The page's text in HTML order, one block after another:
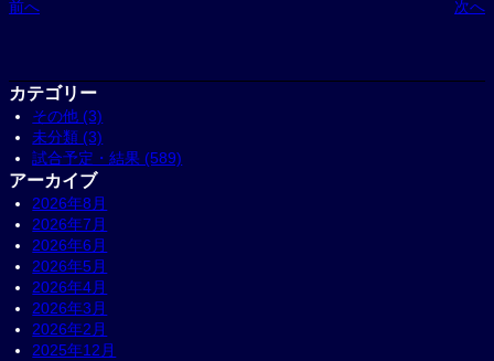
前へ 次へ
カテゴリー
その他 (3)
未分類 (3)
試合予定・結果 (589)
アーカイブ
2026年8月
2026年7月
2026年6月
2026年5月
2026年4月
2026年3月
2026年2月
2025年12月